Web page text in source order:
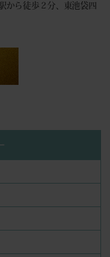
から徒歩２分、東池袋四